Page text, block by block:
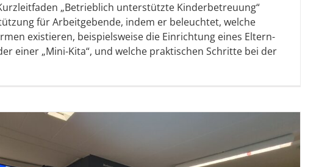
„Betrieblich unterstützte Kinderbetreuung“
für Arbeitgebende, indem er beleuchtet, welche
existieren, beispielsweise die Einrichtung eines Eltern-
einer „Mini-Kita“, und welche praktischen Schritte bei der